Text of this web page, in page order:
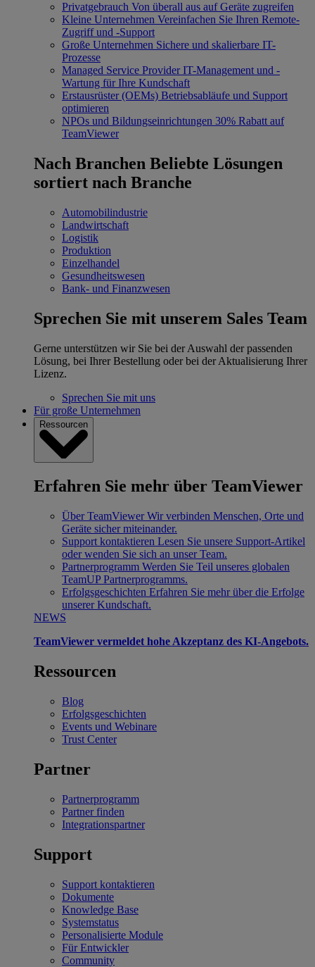
Privatgebrauch Von überall aus auf Geräte zugreifen
Kleine Unternehmen Vereinfachen Sie Ihren Remote-
Zugriff und -Support
Große Unternehmen Sichere und skalierbare IT-
Prozesse
Managed Service Provider IT-Management und -
Wartung für Ihre Kundschaft
Erstausrüster (OEMs) Betriebsabläufe und Support
optimieren
NPOs und Bildungseinrichtungen 30% Rabatt auf
TeamViewer
Nach Branchen Beliebte Lösungen
sortiert nach Branche
Automobilindustrie
Landwirtschaft
Logistik
Produktion
Einzelhandel
Gesundheitswesen
Bank- und Finanzwesen
Sprechen Sie mit unserem Sales Team
Gerne unterstützen wir Sie bei der Auswahl der passenden
Lösung, bei Ihrer Bestellung oder bei der Aktualisierung Ihrer
Lizenz.
Sprechen Sie mit uns
Für große Unternehmen
Ressourcen
Erfahren Sie mehr über TeamViewer
Über TeamViewer Wir verbinden Menschen, Orte und
Geräte sicher miteinander.
Support kontaktieren Lesen Sie unsere Support-Artikel
oder wenden Sie sich an unser Team.
Partnerprogramm Werden Sie Teil unseres globalen
TeamUP Partnerprogramms.
Erfolgsgeschichten Erfahren Sie mehr über die Erfolge
unserer Kundschaft.
NEWS
TeamViewer vermeldet hohe Akzeptanz des KI-Angebots.
Ressourcen
Blog
Erfolgsgeschichten
Events und Webinare
Trust Center
Partner
Partnerprogramm
Partner finden
Integrationspartner
Support
Support kontaktieren
Dokumente
Knowledge Base
Systemstatus
Personalisierte Module
Für Entwickler
Community